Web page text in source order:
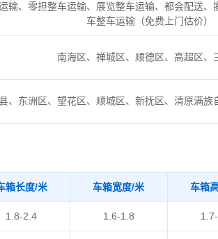
输、零担整车运输、展览整车运输、都会配送、
车整车运输（免费上门估价）
南海区、禅城区、顺德区、高超区、
、东洲区、望花区、顺城区、新抚区、清原满族
箱长度/米 车箱宽度/米 车箱
1.8-2.4 1.6-1.8